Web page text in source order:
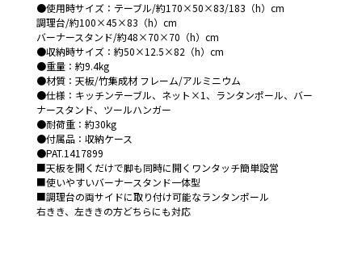
●使用時サイズ：テーブル/約170×50×83/183（h）cm
調理台/約100×45×83（h）cm
バーナースタンド/約48×70×70（h）cm
●収納時サイズ：約50×12.5×82（h）cm
●重量：約9.4kg
●材質：天板/竹集成材 フレーム/アルミニウム
●仕様：キッチンテーブル、ネット×1、ランタンポール、バー
ナースタンド、ツールハンガー
●耐荷重：約30kg
●付属品：収納ケース
●PAT.1417899
■天板を開くだけで脚も同時に開くワンタッチ簡単設営
■使いやすいバーナースタンド一体型
■調理台の両サイドに取り付け可能なランタンポール
右きき、左ききの方どちらにも対応